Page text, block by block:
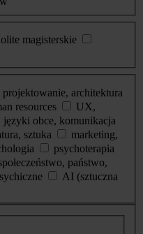
magisterskie
projektowanie, architektura
resources
UX,
języki obce, komunikacja
sztuka
marketing,
psychoterapia
państwo,
AI (sztuczna